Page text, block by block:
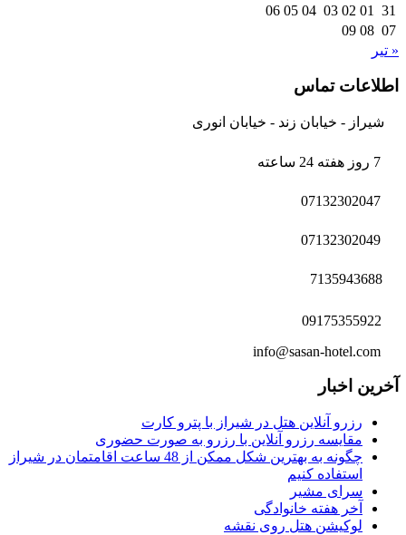
31
01
02
03
04
05
06
07
08
09
« تیر
اطلاعات تماس
شیراز - خیابان زند - خیابان انوری
آخرین اخبار
رزرو آنلاین هتل در شیراز با پترو کارت
مقایسه رزرو آنلاین با رزرو به صورت حضوری
چگونه به بهترین شکل ممکن از 48 ساعت اقامتمان در شیراز
استفاده کنیم
سرای مشیر
آخر هفته خانوادگی
لوکیشن هتل روی نقشه